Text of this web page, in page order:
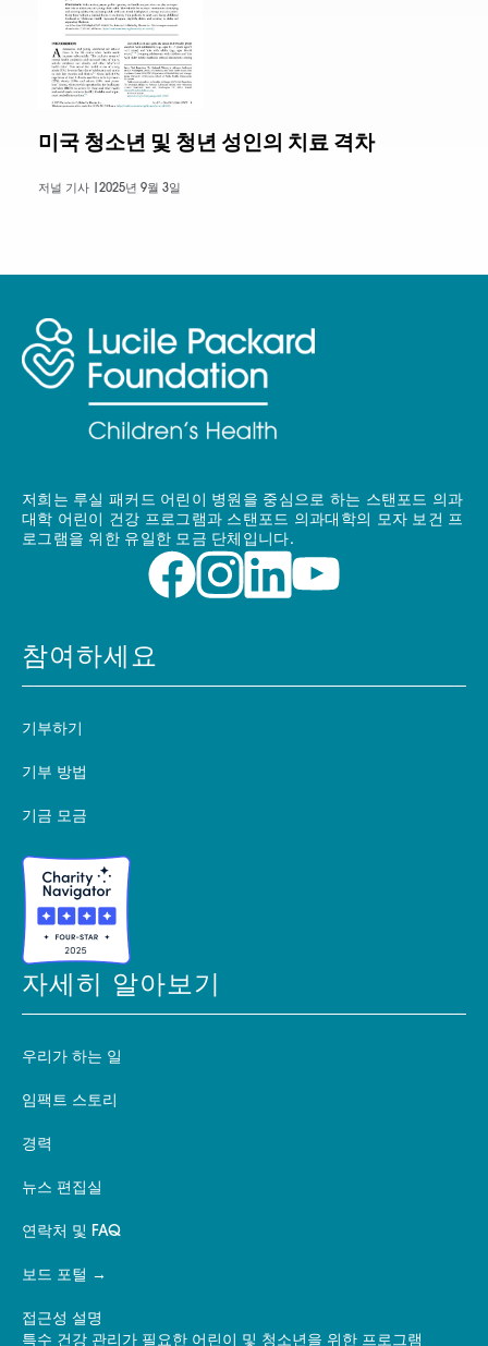
미국 청소년 및 청년 성인의 치료 격차
저널 기사 | 2025년 9월 3일
저희는 루실 패커드 어린이 병원을 중심으로 하는 스탠포드 의과
대학 어린이 건강 프로그램과 스탠포드 의과대학의 모자 보건 프
로그램을 위한 유일한 모금 단체입니다.
참여하세요
기부하기
기부 방법
기금 모금
자세히 알아보기
우리가 하는 일
임팩트 스토리
경력
뉴스 편집실
연락처 및 FAQ
보드 포털
접근성 설명
특수 건강 관리가 필요한 어린이 및 청소년을 위한 프로그램